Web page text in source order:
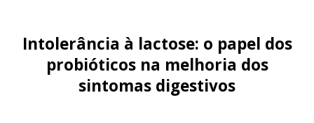
Intolerância à lactose: o papel dos
probióticos na melhoria dos
sintomas digestivos